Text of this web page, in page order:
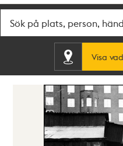
Visa